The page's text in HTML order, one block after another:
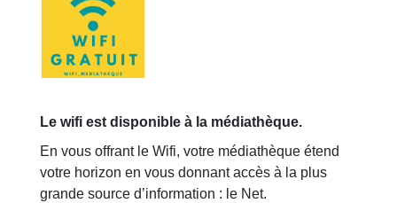
Le wifi est disponible à la médiathèque.
En vous offrant le Wifi, votre médiathèque étend
votre horizon en vous donnant accès à la plus
grande source d’information : le Net.